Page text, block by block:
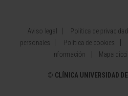
Aviso legal Política de privacidad
personales
Política de cookies
Información
Mapa
© CLÍNICA UNIVERSIDAD